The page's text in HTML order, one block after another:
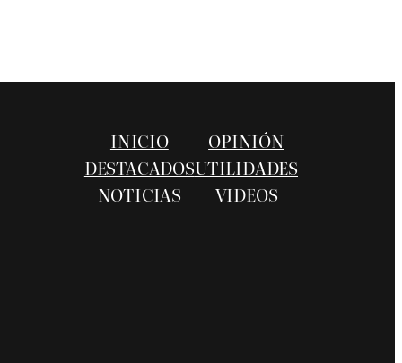
INICIO
DESTACADOS
NOTICIAS
OPINIÓN
UTILIDADES
VIDEOS